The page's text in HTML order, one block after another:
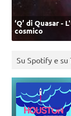
‘Q’ di Quasar
cosmico
Su Spotify e su